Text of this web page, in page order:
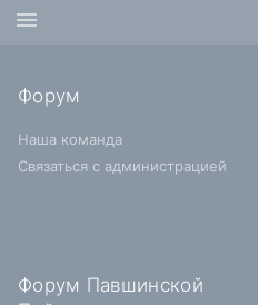
Форум
Наша команда
Связаться с администрацией
Форум Павшинской